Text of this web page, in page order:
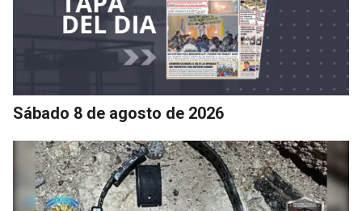
Sábado 8 de agosto de 2026